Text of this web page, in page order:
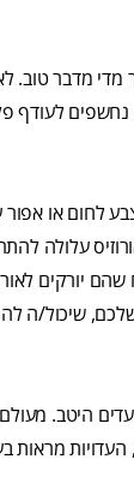
מדי מדבר
נחשפים
לחום או
עלולה
שהם יורקים
שיכול/ה
היטב.
מראות